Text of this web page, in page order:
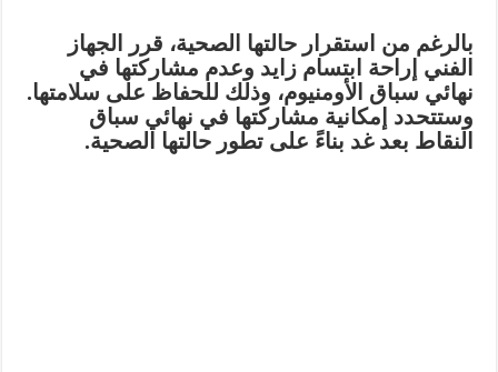
بالرغم من استقرار حالتها الصحية، قرر الجهاز
الفني إراحة ابتسام زايد وعدم مشاركتها في
نهائي سباق الأومنيوم، وذلك للحفاظ على سلامتها.
وستتحدد إمكانية مشاركتها في نهائي سباق
النقاط بعد غد بناءً على تطور حالتها الصحية.